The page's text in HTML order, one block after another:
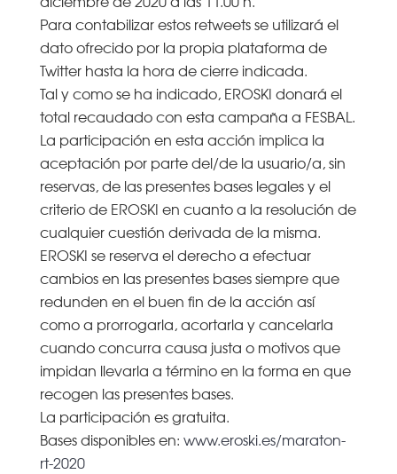
Para contabilizar estos retweets se utilizará el
dato ofrecido por la propia plataforma de
Twitter hasta la hora de cierre indicada.
Tal y como se ha indicado, EROSKI donará el
total recaudado con esta campaña a FESBAL.
La participación en esta acción implica la
aceptación por parte del/de la usuario/a, sin
reservas, de las presentes bases legales y el
criterio de EROSKI en cuanto a la resolución de
cualquier cuestión derivada de la misma.
EROSKI se reserva el derecho a efectuar
cambios en las presentes bases siempre que
redunden en el buen fin de la acción así
como a prorrogarla, acortarla y cancelarla
cuando concurra causa justa o motivos que
impidan llevarla a término en la forma en que
recogen las presentes bases.
La participación es gratuita.
Bases disponibles en: www.eroski.es/maraton-
rt-2020